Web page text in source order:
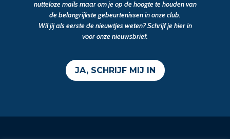
nutteloze mails maar om je op de hoogte te houden van
de belangrijkste gebeurtenissen in onze club.
Wil jij als eerste de nieuwtjes weten? Schrijf je hier in
voor onze nieuwsbrief.
JA, SCHRIJF MIJ IN